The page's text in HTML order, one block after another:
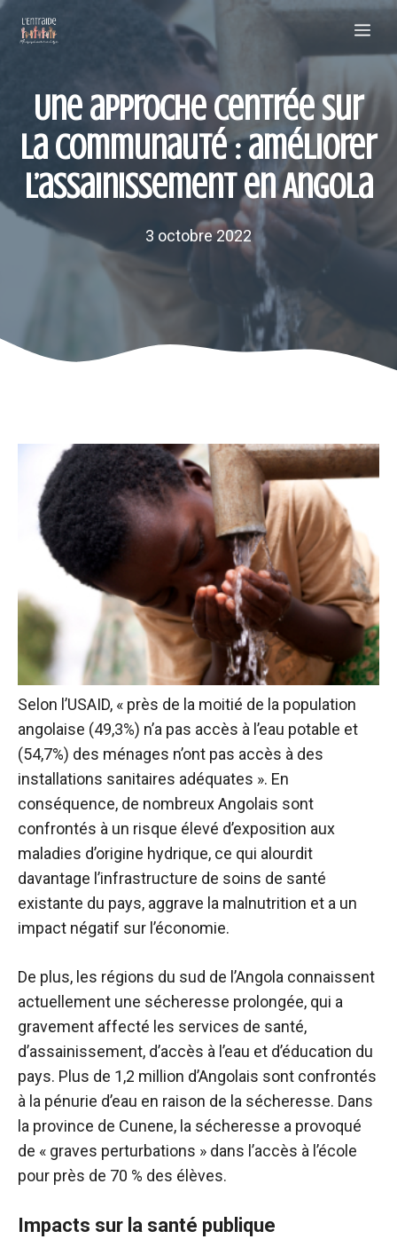
Aller
Une approche centrée sur
la communauté : améliorer
l’assainissement en Angola
3 octobre 2022
Selon l’USAID, « près de la moitié de la population
angolaise (49,3%) n’a pas accès à l’eau potable et
(54,7%) des ménages n’ont pas accès à des
installations sanitaires adéquates ». En
conséquence, de nombreux Angolais sont
confrontés à un risque élevé d’exposition aux
maladies d’origine hydrique, ce qui alourdit
davantage l’infrastructure de soins de santé
existante du pays, aggrave la malnutrition et a un
impact négatif sur l’économie.
De plus, les régions du sud de l’Angola connaissent
actuellement une sécheresse prolongée, qui a
gravement affecté les services de santé,
d’assainissement, d’accès à l’eau et d’éducation du
pays. Plus de 1,2 million d’Angolais sont confrontés
à la pénurie d’eau en raison de la sécheresse. Dans
la province de Cunene, la sécheresse a provoqué
de « graves perturbations » dans l’accès à l’école
pour près de 70 % des élèves.
Impacts sur la santé publique